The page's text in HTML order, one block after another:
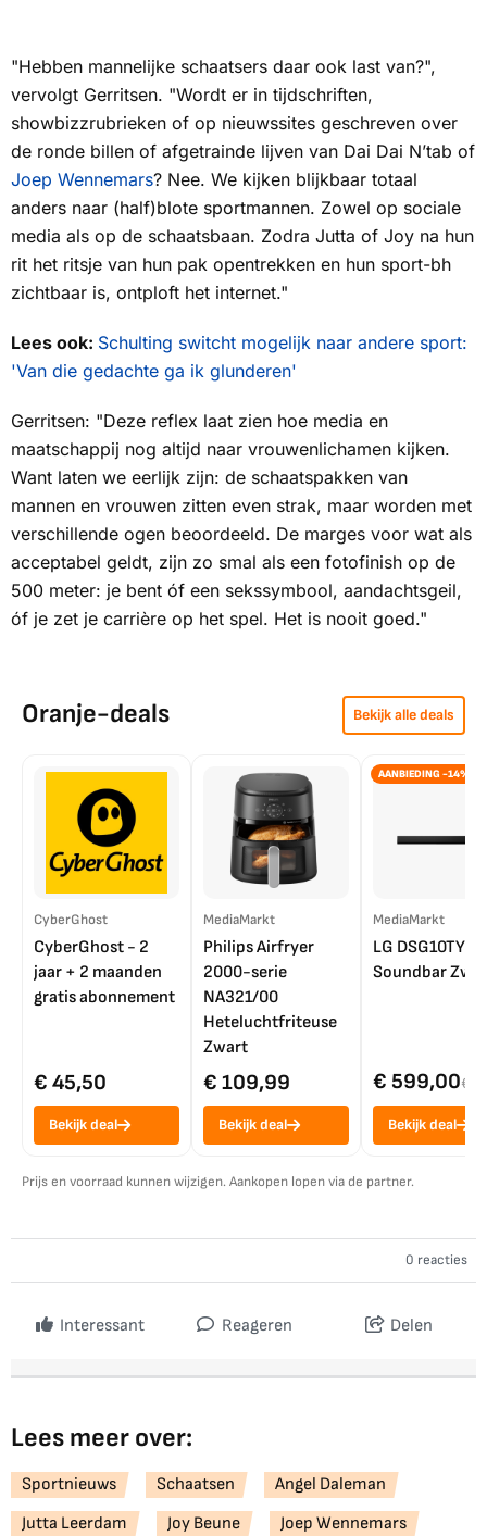
"Hebben mannelijke schaatsers daar ook last van?",
vervolgt Gerritsen. "Wordt er in tijdschriften,
showbizzrubrieken of op nieuwssites geschreven over
de ronde billen of afgetrainde lijven van Dai Dai N’tab of
Joep Wennemars? Nee. We kijken blijkbaar totaal
anders naar (half)blote sportmannen. Zowel op sociale
media als op de schaatsbaan. Zodra Jutta of Joy na hun
rit het ritsje van hun pak opentrekken en hun sport-bh
zichtbaar is, ontploft het internet."
Lees ook: Schulting switcht mogelijk naar andere sport:
'Van die gedachte ga ik glunderen'
Gerritsen: "Deze reflex laat zien hoe media en
maatschappij nog altijd naar vrouwenlichamen kijken.
Want laten we eerlijk zijn: de schaatspakken van
mannen en vrouwen zitten even strak, maar worden met
verschillende ogen beoordeeld. De marges voor wat als
acceptabel geldt, zijn zo smal als een fotofinish op de
500 meter: je bent óf een sekssymbool, aandachtsgeil,
óf je zet je carrière op het spel. Het is nooit goed."
Oranje-deals Bekijk alle deals
CyberGhost
CyberGhost - 2
jaar + 2 maanden
gratis abonnement
€ 45,50
Bekijk deal
MediaMarkt
Philips Airfryer
2000-serie
NA321/00
Heteluchtfriteuse
Zwart
€ 109,99
Bekijk deal
AANBIEDING -14%
MediaMarkt
LG DSG10TY
Soundbar
€ 599,00€
Bekijk deal
Prijs en voorraad kunnen wijzigen. Aankopen lopen via de partner.
0 reacties
Interessant Reageren Delen
Lees meer over:
Sportnieuws Schaatsen
Angel Daleman
Jutta Leerdam
Joy Beune
Joep Wennemars